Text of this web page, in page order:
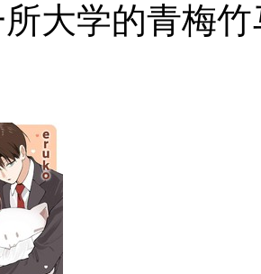
所大学的青梅